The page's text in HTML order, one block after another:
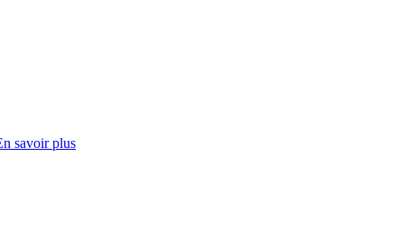
savoir plus